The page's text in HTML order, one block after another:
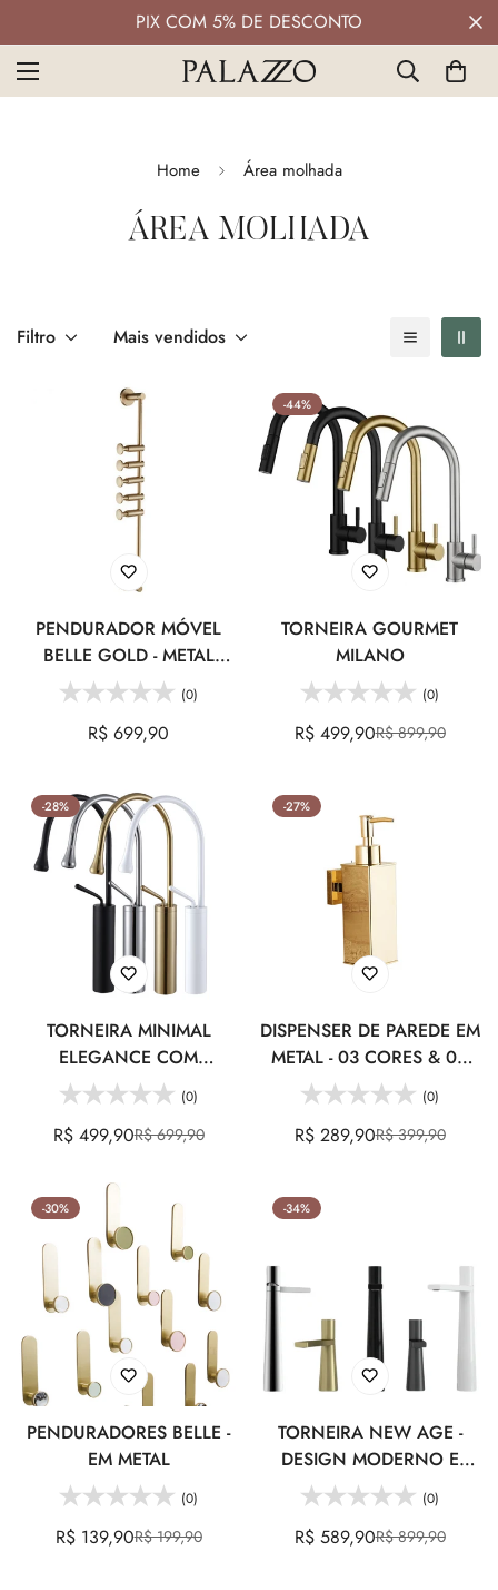
PIX COM 5% DE DESCONTO
Home Área molhada
ÁREA MOLHADA
Filtro Mais vendidos
PENDURADOR MÓVEL
BELLE GOLD - METAL
ESCOVADO
(0)
Preço
R$ 699,90
-44%
TORNEIRA GOURMET
MILANO
(0)
Preço
R$ 499,90Preço
R$ 899,90
-28%
TORNEIRA MINIMAL
ELEGANCE COM
ROTAÇÃO 360° - 02
TAMANHOS
(0)
Preço
R$ 499,90Preço
R$ 699,90
-27%
DISPENSER DE PAREDE EM
METAL - 03 CORES & 02
MODELOS
(0)
Preço
R$ 289,90Preço
R$ 399,90
-30%
PENDURADORES BELLE -
EM METAL
(0)
Preço
R$ 139,90Preço
R$ 199,90
-34%
TORNEIRA NEW AGE -
DESIGN MODERNO E
ELEGANTE
(0)
Preço
R$ 589,90Preço
R$ 899,90